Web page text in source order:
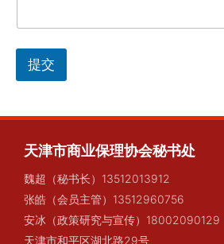
提交
天津市商业保理协会秘书处
魏超（秘书长）13512013912
张皓（会员主管）13512960756
安冰（政策研究与宣传）18002090129
天津市和平区湖北路29号